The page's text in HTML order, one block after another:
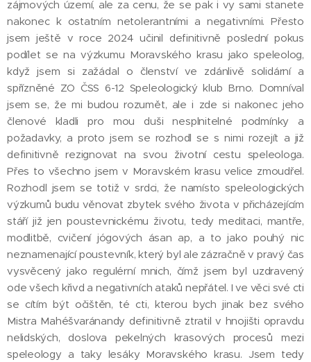
zájmových území, ale za cenu, že se pak i vy sami stanete
nakonec k ostatním netolerantními a negativními. Přesto
jsem ještě v roce 2024 učinil definitivně poslední pokus
podílet se na výzkumu Moravského krasu jako speleolog,
když jsem si zažádal o členství ve zdánlivě solidární a
spřízněné ZO ČSS 6-12 Speleologický klub Brno. Domníval
jsem se, že mi budou rozumět, ale i zde si nakonec jeho
členové kladli pro mou duši nesplnitelné podmínky a
požadavky, a proto jsem se rozhodl se s nimi rozejít a již
definitivně rezignovat na svou životní cestu speleologa.
Přes to všechno jsem v Moravském krasu velice zmoudřel.
Rozhodl jsem se totiž v srdci, že namísto speleologických
výzkumů budu věnovat zbytek svého života v přicházejícím
stáří již jen poustevnickému životu, tedy meditaci, mantře,
modlitbě, cvičení jógových ásan ap, a to jako pouhý nic
neznamenající poustevník, který byl ale zázračně v pravý čas
vysvěcený jako regulérní mnich, čímž jsem byl uzdravený
ode všech křivd a negativních ataků nepřátel. I ve věci své cti
se cítím být očištěn, té cti, kterou bych jinak bez svého
Mistra Mahéšvaránandy definitivně ztratil v hnojišti opravdu
nelidských, doslova pekelných krasových procesů mezi
speleology a taky lesáky Moravského krasu. Jsem tedy